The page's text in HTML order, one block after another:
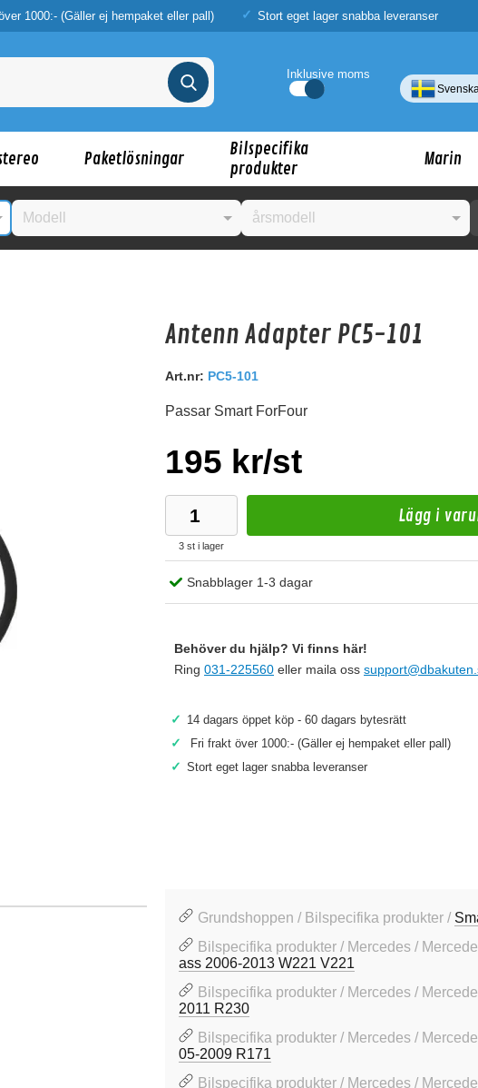
1000:- (Gäller ej hempaket eller pall) Stort eget lager snabba leveranser
Inklusive moms
Svenska
Paketlösningar
Bilspecifika
produkter
Marin
dessa produkter kan intressera dig?
Antenn Adapter PC5-101
Art.nr: PC5-101
Passar Smart ForFour
195 kr/st
3 st i lager
Lägg i
Snabblager 1-3 dagar
Behöver du hjälp? Vi finns här!
Ring 031-225560 eller maila oss
✓ 14 dagars öppet köp - 60 dagars bytesrätt
✓ Fri frakt över 1000:- (Gäller ej hempaket eller pall)
✓ Stort eget lager snabba leveranser
Grundshoppen / Bilspecifika produkter /
Bilspecifika produkter / Mercedes /
ass 2006-2013 W221 V221
Bilspecifika produkter / Mercedes /
2011 R230
Bilspecifika produkter / Mercedes /
05-2009 R171
Bilspecifika produkter / Mercedes /